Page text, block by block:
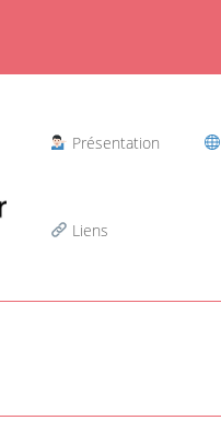
Présentation
Liens